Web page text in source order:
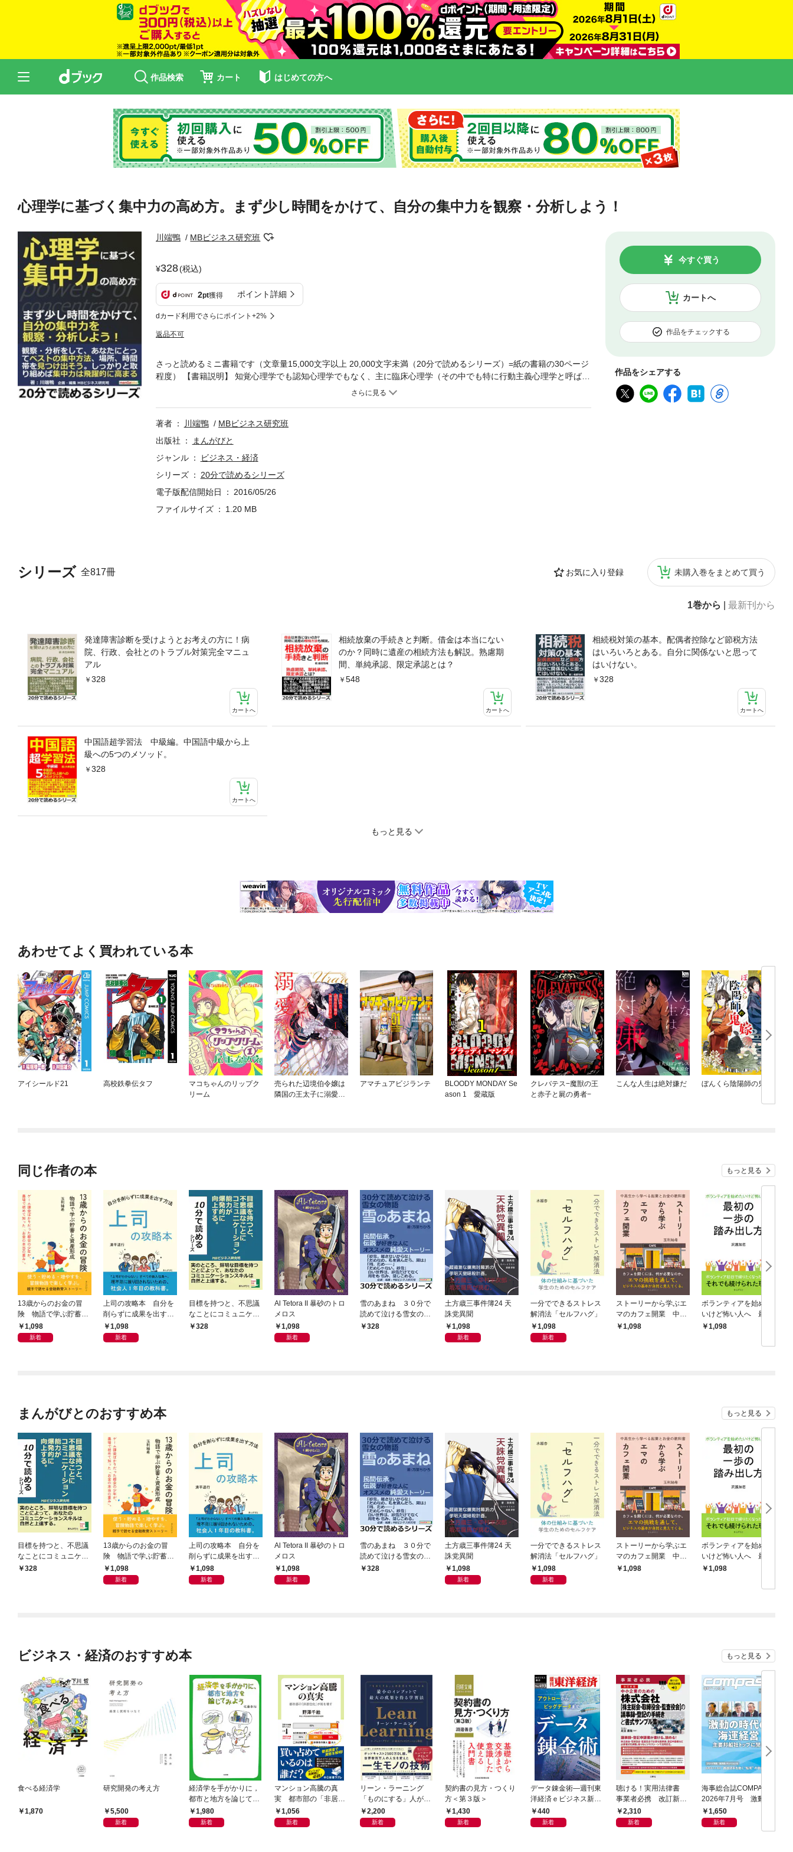
作品検索 カート はじめての方へ
心理学に基づく集中力の高め方。まず少し時間をかけて、自分の集中力を観察・分析しよう！
川端鴨 MBビジネス研究班
328(税込)
2pt獲得 ポイント詳細
dカード利用でさらにポイント+2%
返品不可
カートへ
今すぐ買う
作品をチェックする
作品をシェアする
シリーズ 全817冊 お気に入り登録 未購入巻をまとめて買う
1巻から 最新刊から
発達障害診断を受けようとお考えの方に！病
院、行政、会社とのトラブル対策完全マニュ
アル
328
カートへ
相続放棄の手続きと判断。借金は本当にない
のか？同時に遺産の相続方法も解説。熟慮期
間、単純承認、限定承認とは？
548
カートへ
相続税対策の基本。配偶者控除など節税方法
はいろいろとある。自分に関係ないと思って
はいけない。
328
カートへ
中国語超学習法 中級編。中国語中級から上
級への5つのメソッド。
328
カートへ
もっと見る
さっと読めるミニ書籍です（文章量15,000文字以上 20,000文字未満（20分で読めるシリーズ）=紙の書籍の30ページ
程度） 【書籍説明】 知覚心理学でも認知心理学でもなく、主に臨床心理学（その中でも特に行動主義心理学と呼ばれ
る学派）のやり方に基づいて、 集中力を高める方法を提案していこうと考えています。 先に挙げた心理学と違い、臨
れるための学問です。 集中力がなくて困っているという人に対して実際にどう対応しているのか、 中でも特にADHD
のような集中しにくい特性を持つ人への実践的なアプローチを紹介していくことで、 どんなに集中が困難な人でも集
て書いていますが、 その対象の人しか使えないということはありません。 大人だけでなく子どもにも応用できます
し、他人の集中力をアップさせることもできます。 自分自身が集中力を上げたいのがという人だけではなく、子ども
の集中力がなくて困るといった親御さんや先生、 あるいは夫が昔から注意力散漫で仕事ができているのか心配だと思
次】 まずは自分の集中力について知ろう １ どんな環境が… 以上まえがきより抜粋
著者 川端鴨
MBビジネス研究班
出版社
まんがびと
ジャンル
ビジネス・経済
シリーズ
20分で読めるシリーズ
電子版配信開始日
2016/05/26
ファイルサイズ
1.20 MB
あわせてよく買われている本
アイシールド21 高校鉄拳伝タフ
マコちゃんのリップク
リーム
売られた辺境伯令嬢は
隣国の王太子に溺愛さ
アマチュアビジランテ
BLOODY MONDAY Se
ason 1 愛蔵版
クレバテス−魔獣の王
と赤子と屍の勇者−
こんな人生は絶対嫌だ ぼんくら陰陽師の鬼嫁
同じ作者の本 もっと見る
13歳からのお金の冒
険 物語で学ぶ貯蓄と
資産形成
1,098
新着
上司の攻略本 自分を
削らずに成果を出す方
法1,098
新着
目標を持つと、不思議
なことにコミュニケー
ション能力が爆発的に
328
Al Tetora II 暴砂のトロ
メロス
1,098
新着
雪のあまね ３０分で
読めて泣ける雪女の物
語。民間伝承や伝説が
328
土方歳三事件簿24 天
誅党異聞
1,098
新着
一分でできるストレス
解消法「セルフハグ」
1,098
新着
ストーリーから学ぶエ
マのカフェ開業 中高
生から学べる起業とお
1,098
ボランティアを始めた
いけど怖い人へ 最初
の一歩の踏み出し方
1,098
まんがびとのおすすめ本 もっと見る
目標を持つと、不思議
なことにコミュニケー
ション能力が爆発的に
328
13歳からのお金の冒
険 物語で学ぶ貯蓄と
資産形成
1,098
新着
上司の攻略本 自分を
削らずに成果を出す方
法1,098
新着
Al Tetora II 暴砂のトロ
メロス
1,098
新着
雪のあまね ３０分で
読めて泣ける雪女の物
語。民間伝承や伝説が
328
土方歳三事件簿24 天
誅党異聞
1,098
新着
一分でできるストレス
解消法「セルフハグ」
1,098
新着
ストーリーから学ぶエ
マのカフェ開業 中高
生から学べる起業とお
1,098
ボランティアを始めた
いけど怖い人へ 最初
の一歩の踏み出し方
1,098
ビジネス・経済のおすすめ本 もっと見る
食べる経済学
1,870
研究開発の考え方
5,500
新着
経済学を手がかりに，
都市と地方を論じてみ
よう1,980
新着
マンション高騰の真
実 都市部の「非居住
化」が街を壊す
1,056
新着
リーン・ラーニング
「ものにする」人が自
然とやっている 最小の
インプットで最大の成
2,200
新着
契約書の見方・つくり
方＜第３版＞
1,430
新着
データ錬金術―週刊東
洋経済ｅビジネス新書
Ｎo.493
440
新着
聴ける！実用法律書
事業者必携 改訂新
版 中小企業のための
株式会社【株主総会・
2,310
新着
海事総合誌COMPASS
2026年7月号 激動の
時代の海運経営 主要
邦船社トップに聞く
1,650
新着